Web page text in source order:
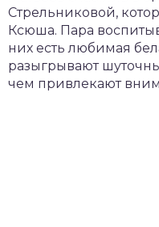
Стрельниковой,
Ксюша. Пара
них есть любимая
разыгрывают
чем привлекают